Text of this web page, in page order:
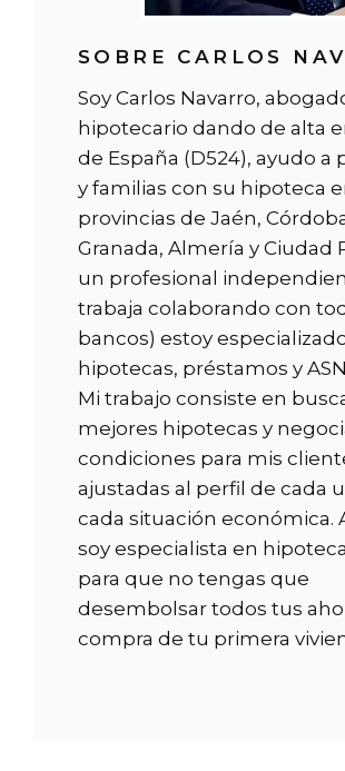
SOBRE CARLOS
Soy Carlos Navarro,
hipotecario dando de alta
de España (D524), ayudo a
y familias con su hipoteca
provincias de Jaén,
Granada, Almería y Ciudad
un profesional
trabaja colaborando con
bancos) estoy
hipotecas, préstamos y
Mi trabajo consiste en
mejores hipotecas y
condiciones para mis
ajustadas al perfil de cada
cada situación económica.
soy especialista en
para que no tengas que
desembolsar todos tus
compra de tu primera